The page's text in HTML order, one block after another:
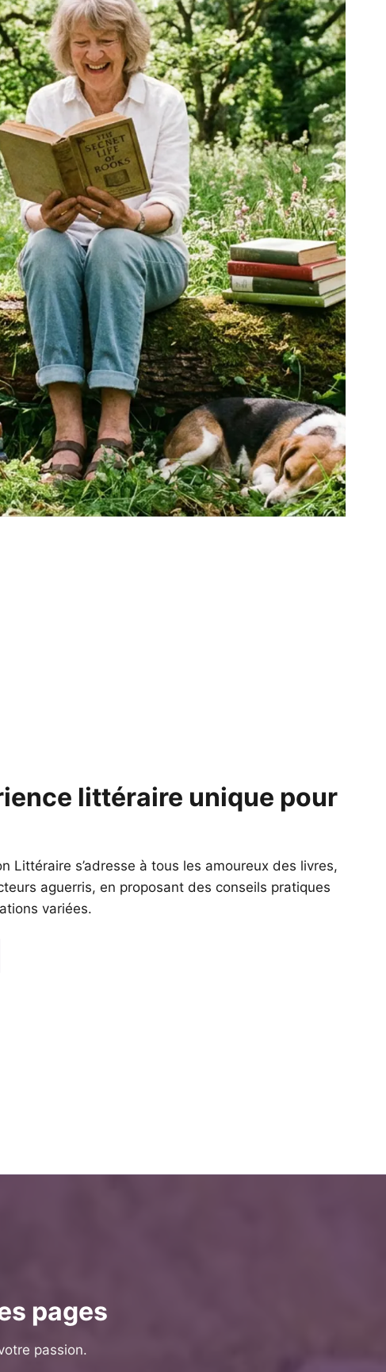
littéraire unique pour
Littéraire s’adresse à tous les amoureux des livres,
aguerris, en proposant des conseils pratiques
variées.
pages
passion.